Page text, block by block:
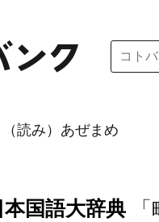
（読み）あぜまめ
国語大辞典